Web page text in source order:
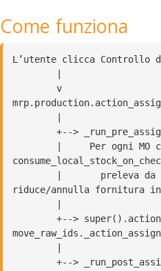
Come funziona
L’utente clicca Controllo
riduce/annulla fornitura